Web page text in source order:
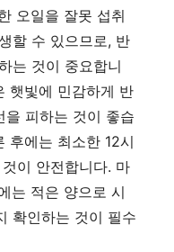
오일을 잘못 섭취
할 수 있으므로, 반
는 것이 중요합니
햇빛에 민감하게 반
을 피하는 것이 좋습
후에는 최소한 12시
이 안전합니다. 마
는 적은 양으로 시
확인하는 것이 필수